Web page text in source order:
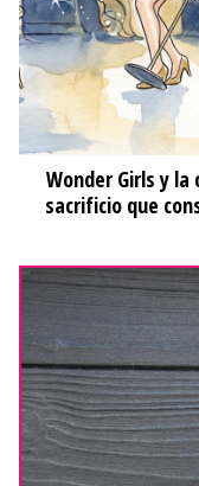
Wonder Girls y la
sacrificio que